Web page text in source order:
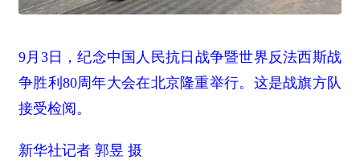
9月3日，纪念中国人民抗日战争暨世界反法西斯战
争胜利80周年大会在北京隆重举行。这是战旗方队
接受检阅。
新华社记者 郭昱 摄